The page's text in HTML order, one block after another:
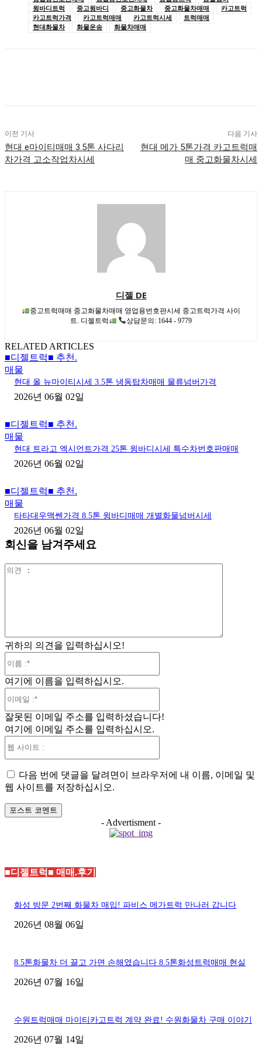
윙바디트럭
중고윙바디 중고화물차 중고화물차매매
카고트럭
카고트럭가격
카고트럭매매 카고트럭시세
트럭매매
현대화물차
화물운송 화물차매매
이전 기사
현대 e마이티매매 3.5톤 사다리
차가격 고소작업차시세
다음 기사
현대 메가 5톤가격 카고트럭매
매 중고화물차시세
디젤 DE
중고트럭매매 중고화물차매매 영업용번호판시세 중고트럭가격 사이
트. 디젤트럭
상담문의: 1644 - 9779
RELATED ARTICLES
■디젤트럭■ 추천.
매물
현대 올 뉴마이티시세 3.5톤 냉동탑차매매 물류넘버가격
2026년 06월 02일
■디젤트럭■ 추천.
매물
현대 트라고 엑시언트가격 25톤 윙바디시세 특수차번호판매매
2026년 06월 02일
■디젤트럭■ 추천.
매물
타타대우맥쎈가격 8.5톤 윙바디매매 개별화물넘버시세
2026년 06월 02일
회신을 남겨주세요
귀하의 의견을 입력하십시오!
여기에 이름을 입력하십시오.
일
잘못된 이메일 주소를 입력하셨습니다!
여기에 이메일 주소를 입력하십시오.
트
다음 번에 댓글을 달려면이 브라우저에 내 이름, 이메일 및
웹 사이트를 저장하십시오.
- Advertisment -
■디젤트럭■ 매매.후기
화성 방문 2번째 화물차 매입! 파비스 메가트럭 만나러 갑니다
2026년 08월 06일
8.5톤화물차 더 끌고 가면 손해였습니다 8.5톤화성트럭매매 현실
2026년 07월 16일
수원트럭매매 마이티카고트럭 계약 완료! 수원화물차 구매 이야기
2026년 07월 14일